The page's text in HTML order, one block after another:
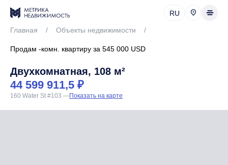
RU
Главная / Объекты недвижимости /
Продам -комн. квартиру за 545 000 USD
Двухкомнатная, 108 м²
44 599 911,5 ₽
160 Water St #103 —Показать на карте